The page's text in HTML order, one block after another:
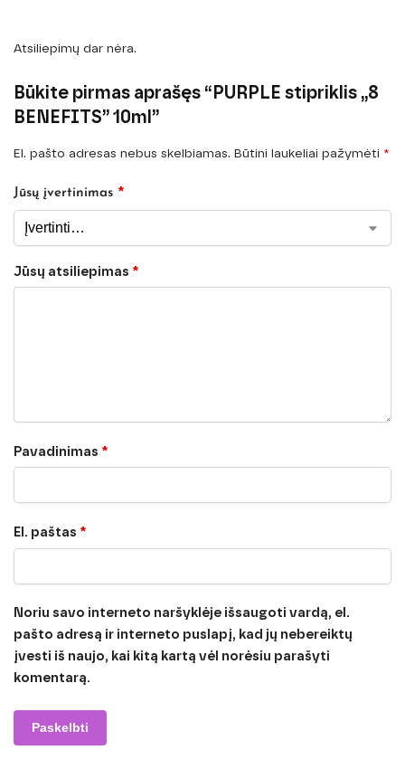
Atsiliepimų dar nėra.
Būkite pirmas aprašęs “PURPLE stipriklis „8
BENEFITS” 10ml”
El. pašto adresas nebus skelbiamas. Būtini laukeliai pažymėti *
Jūsų įvertinimas *
Jūsų atsiliepimas *
Pavadinimas *
El. paštas *
Noriu savo interneto naršyklėje išsaugoti vardą, el.
pašto adresą ir interneto puslapį, kad jų nebereiktų
įvesti iš naujo, kai kitą kartą vėl norėsiu parašyti
komentarą.